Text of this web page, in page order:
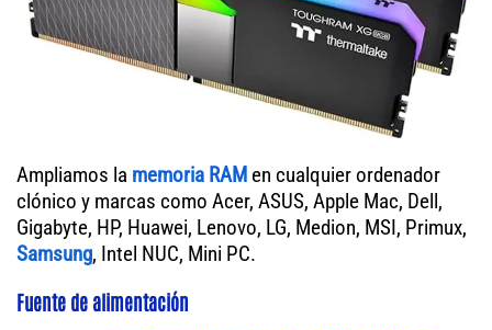
Ampliamos la memoria RAM en cualquier ordenador
clónico y marcas como Acer, ASUS, Apple Mac, Dell,
Gigabyte, HP, Huawei, Lenovo, LG, Medion, MSI, Primux,
Samsung, Intel NUC, Mini PC.
Fuente de alimentación